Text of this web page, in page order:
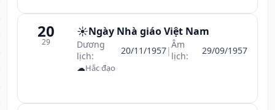
20
29
☀️Ngày Nhà giáo Việt Nam
Dương
lịch:
20/11/1957|Âm
lịch:
29/09/1957
☁Hắc đạo